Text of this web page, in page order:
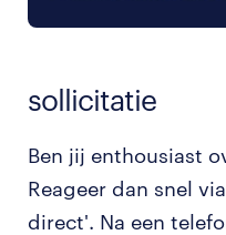
sollicitatie
Ben jij enthousiast
Reageer dan snel
direct'. Na een